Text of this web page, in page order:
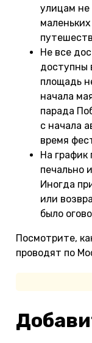
улицам
Не все
доступны
площадь
начала
парада
с начала
время
На график
печально
Иногда
или
было
Посмотрите,
проводят по